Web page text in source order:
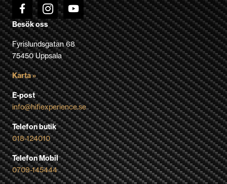
Besök oss
Fyrislundsgatan 68
75450 Uppsala
Karta »
E-post
info@hifiexperience.se
Telefon butik
018-124010
Telefon Mobil
0709-145444